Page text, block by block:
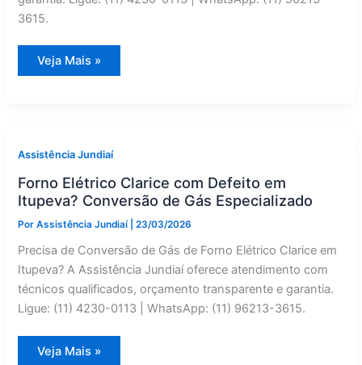
3615.
Conserto
de
Paulista
|
Assistência
Jundiaí
Veja Mais »
Assistência Jundiaí
Forno Elétrico Clarice com Defeito em
Itupeva? Conversão de Gás Especializado
PorAssistência Jundiaí |23/03/2026
Precisa de Conversão de Gás de Forno Elétrico Clarice em
Itupeva? A Assistência Jundiaí oferece atendimento com
técnicos qualificados, orçamento transparente e garantia.
Ligue: (11) 4230-0113 | WhatsApp: (11) 96213-3615.
Forno
Elétrico
Veja Mais »